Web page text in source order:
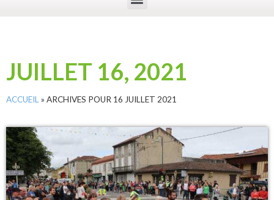
JUILLET 16, 2021
ACCUEIL » ARCHIVES POUR 16 JUILLET 2021